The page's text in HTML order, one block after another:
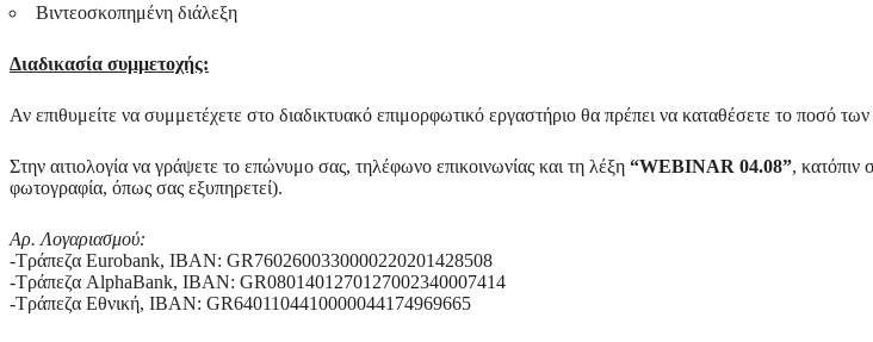
Βιντεοσκοπημένη διάλεξη
Διαδικασία συμμετοχής:
Αν επιθυμείτε να συμμετέχετε στo διαδικτυακό επιμορφωτικό εργαστήριο θα πρέπει να καταθέσετε το ποσό
Στην αιτιολογία να γράψετε το επώνυμο σας, τηλέφωνο επικοινωνίας και τη λέξη “WEBINAR 04.08”, κατόπιν
φωτογραφία, όπως σας εξυπηρετεί).
Αρ. Λογαριασμού:
-Τράπεζα Eurobank, IBAN: GR7602600330000220201428508
-Τράπεζα AlphaBank, IBAN: GR0801401270127002340007414
-Τράπεζα Εθνική, IBAN: GR6401104410000044174969665